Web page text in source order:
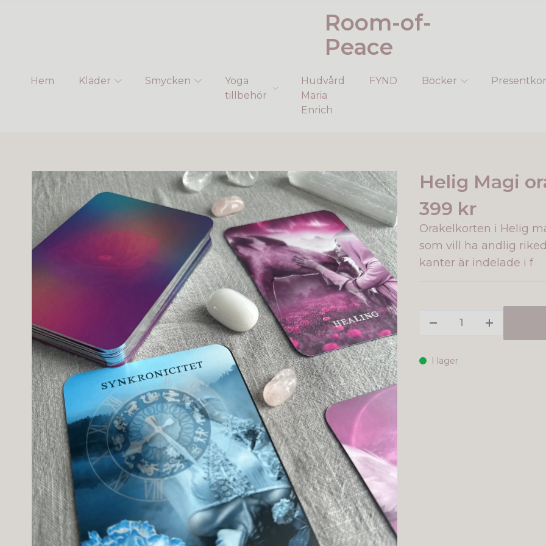
Room-of-
Peace
Hem Kläder Smycken
Yoga
tillbehör
Hudvård
Maria
Enrich
FYND Böcker
Helig Magi
399 kr
Orakelkorten i Helig
som vill ha andlig
kanter är indelade i f
I lager